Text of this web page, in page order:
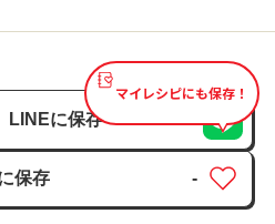
マイレシピにも保存！
LINEに保存
保存
-